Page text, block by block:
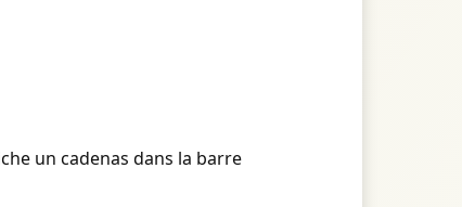
un cadenas dans la barre